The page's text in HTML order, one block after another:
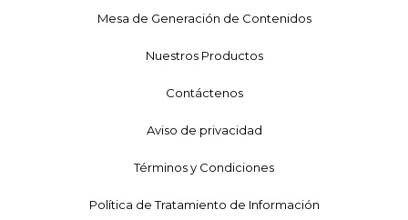
Mesa de Generación de Contenidos
Nuestros Productos
Contáctenos
Aviso de privacidad
Términos y Condiciones
Política de Tratamiento de Información